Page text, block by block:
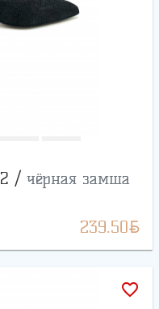
/ чёрная замша
239.50BYN
favorite_border